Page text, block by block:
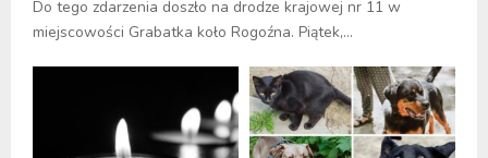
Do tego zdarzenia doszło na drodze krajowej nr 11 w
miejscowości Grabatka koło Rogoźna. Piątek,...